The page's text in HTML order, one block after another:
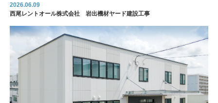
2026.06.09
西尾レントオール株式会社 岩出機材ヤード建設工事